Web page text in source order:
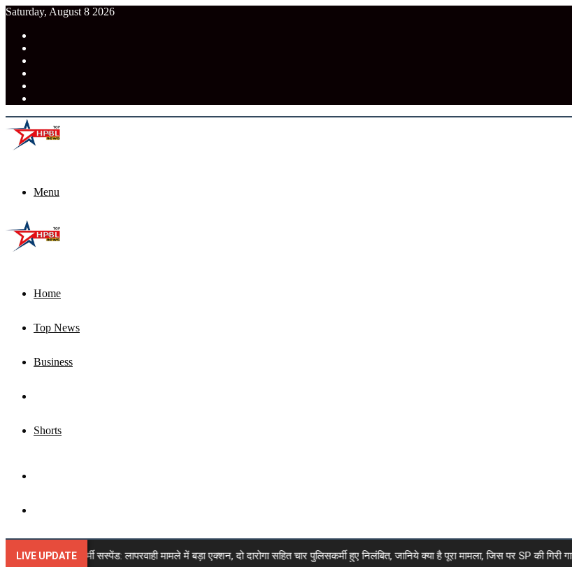
Saturday, August 8 2026
Menu
Home
Top News
Business
Shorts
for
LIVE UPDATE
चार पुलिसकर्मी सस्पेंड: लापरवाही मामले में बड़ा एक्शन, दो दारोगा सहित चार पुलिसकर्मी हुए निलंबित, जानिये क्या है पूरा मामला, जिस पर SP की गिरी गाज